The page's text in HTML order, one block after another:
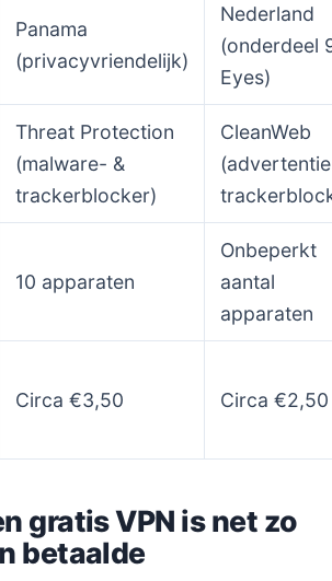
Panama
(privacyvriendelijk)
Nederland
(onderdeel
Eyes)
Threat Protection
(malware- &
trackerblocker)
CleanWeb
10 apparaten
Onbeperkt
aantal
apparaten
Circa €3,50 Circa €2,50
gratis VPN is net zo
betaalde